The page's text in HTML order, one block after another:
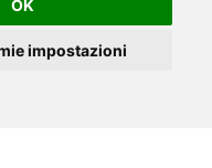
OK
impostazioni
diventare l'ordinata
maestria e
mai galleggiare o
ha la
le loro conoscenze e